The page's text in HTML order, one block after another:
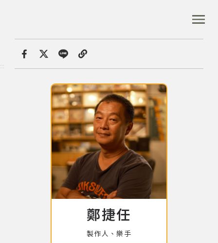
區
:::
首頁 音樂資料庫
:::
鄭捷任
製作人、樂手
首頁
音樂資料庫
音樂人口述歷史
數位典藏
專文專區